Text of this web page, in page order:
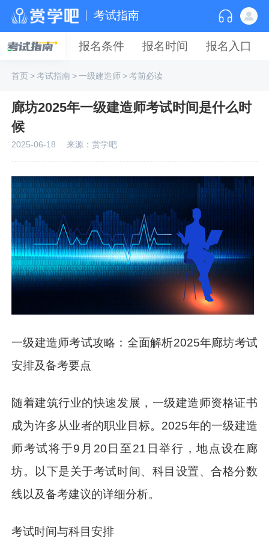
考试指南
报名条件 报名时间 报名入口
首页>考试指南>一级建造师>考前必读
廊坊2025年一级建造师考试时间是什么时
候
2025-06-18 来源：赏学吧
一级建造师考试攻略：全面解析2025年廊坊考试
安排及备考要点
随着建筑行业的快速发展，一级建造师资格证书
成为许多从业者的职业目标。2025年的一级建造
师考试将于9月20日至21日举行，地点设在廊
坊。以下是关于考试时间、科目设置、合格分数
线以及备考建议的详细分析。
考试时间与科目安排